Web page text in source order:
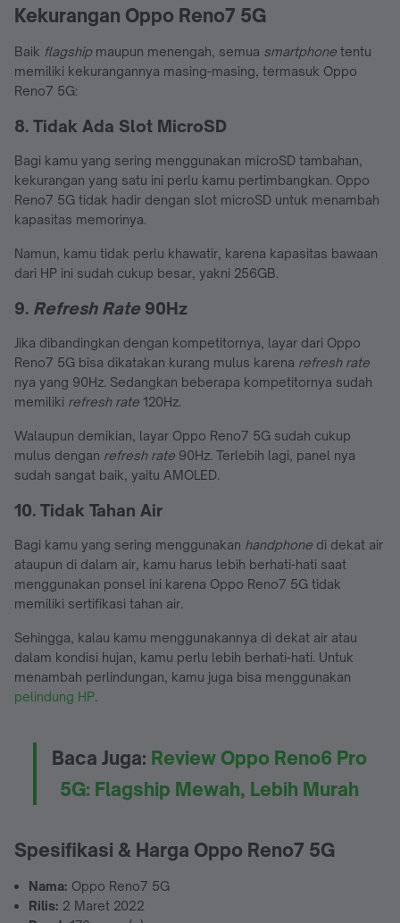
Kekurangan Oppo Reno7 5G
Baik flagship maupun menengah, semua smartphone tentu
memiliki kekurangannya masing-masing, termasuk Oppo
Reno7 5G:
8. Tidak Ada Slot MicroSD
Bagi kamu yang sering menggunakan microSD tambahan,
kekurangan yang satu ini perlu kamu pertimbangkan. Oppo
Reno7 5G tidak hadir dengan slot microSD untuk menambah
kapasitas memorinya.
Namun, kamu tidak perlu khawatir, karena kapasitas bawaan
dari HP ini sudah cukup besar, yakni 256GB.
9. Refresh Rate90Hz
Jika dibandingkan dengan kompetitornya, layar dari Oppo
Reno7 5G bisa dikatakan kurang mulus karena refresh rate
nya yang 90Hz. Sedangkan beberapa kompetitornya sudah
memiliki refresh rate 120Hz.
Walaupun demikian, layar Oppo Reno7 5G sudah cukup
mulus dengan refresh rate 90Hz. Terlebih lagi, panel nya
sudah sangat baik, yaitu AMOLED.
10. Tidak Tahan Air
Bagi kamu yang sering menggunakan handphone di dekat air
ataupun di dalam air, kamu harus lebih berhati-hati saat
menggunakan ponsel ini karena Oppo Reno7 5G tidak
memiliki sertifikasi tahan air.
Sehingga, kalau kamu menggunakannya di dekat air atau
dalam kondisi hujan, kamu perlu lebih berhati-hati. Untuk
menambah perlindungan, kamu juga bisa menggunakan
pelindung HP.
Baca Juga: Review Oppo Reno6 Pro
5G: Flagship Mewah, Lebih Murah
Spesifikasi & Harga Oppo Reno7 5G
Nama: Oppo Reno7 5G
Rilis: 2 Maret 2022